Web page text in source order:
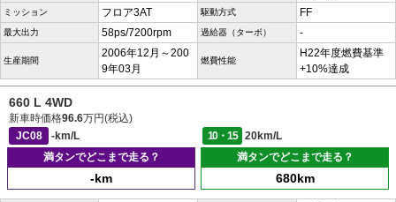
ミッション フロア3AT 駆動方式 FF
最大出力 58ps/7200rpm 過給器（ターボ） -
生産期間
2006年12月～200
9年03月
燃費性能
H22年度燃費基準
+10%達成
660 L 4WD
新車時価格96.6万円(税込)
JC08
-km/L 10・15
20km/L
満タンでどこまで走る？
-km
満タンでどこまで走る？
680km